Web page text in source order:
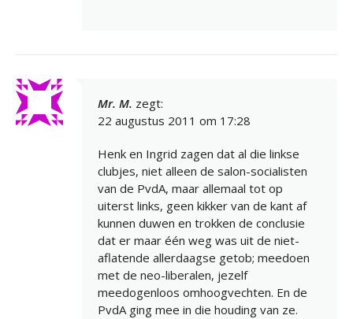
Mr. M. zegt:
22 augustus 2011 om 17:28
Henk en Ingrid zagen dat al die linkse
clubjes, niet alleen de salon-socialisten
van de PvdA, maar allemaal tot op
uiterst links, geen kikker van de kant af
kunnen duwen en trokken de conclusie
dat er maar één weg was uit de niet-
aflatende allerdaagse getob; meedoen
met de neo-liberalen, jezelf
meedogenloos omhoogvechten. En de
PvdA ging mee in die houding van ze.